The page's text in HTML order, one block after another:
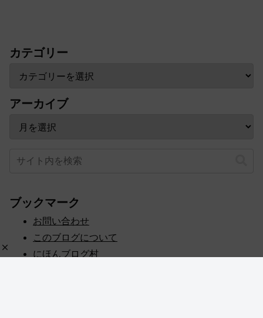
カテゴリー
アーカイブ
ブックマーク
お問い合わせ
このブログについて
にほんブログ村